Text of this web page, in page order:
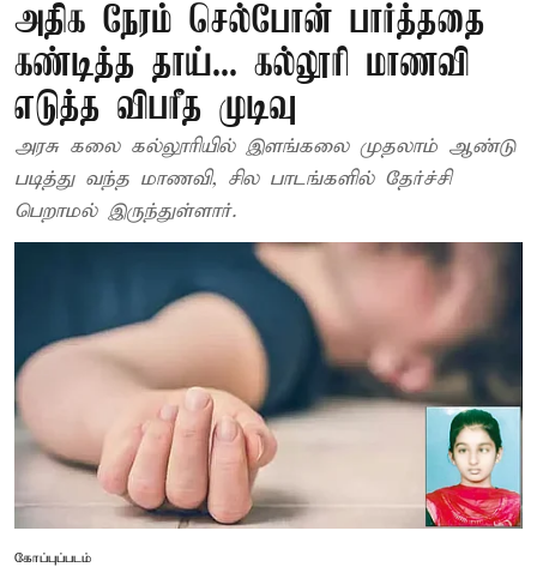
அதிக நேரம் செல்போன் பார்த்ததை
கண்டித்த தாய்... கல்லூரி மாணவி
எடுத்த விபரீத முடிவு
அரசு கலை கல்லூரியில் இளங்கலை முதலாம் ஆண்டு
படித்து வந்த மாணவி, சில பாடங்களில் தேர்ச்சி
பெறாமல் இருந்துள்ளார்.
கோப்புப்படம்